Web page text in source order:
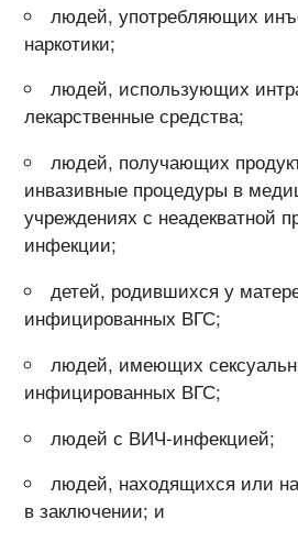
людей, употребляющих
наркотики;
людей, использующих
лекарственные средства;
людей, получающих
инвазивные процедуры в
учреждениях с неадекватной
инфекции;
детей, родившихся у
инфицированных ВГС;
людей, имеющих
инфицированных ВГС;
людей с ВИЧ-инфекцией;
людей, находящихся или
в заключении; и